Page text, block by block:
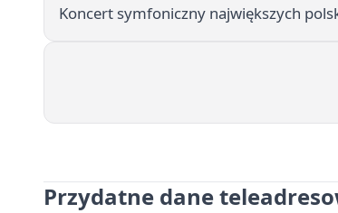
Koncert symfoniczny największych
Przydatne dane